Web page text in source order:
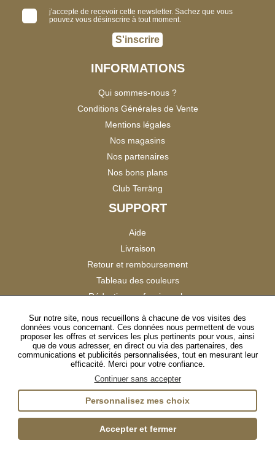
j'accepte de recevoir cette newsletter. Sachez que vous
pouvez vous désinscrire à tout moment.
S'inscrire
INFORMATIONS
Qui sommes-nous ?
Conditions Générales de Vente
Mentions légales
Nos magasins
Nos partenaires
Nos bons plans
Club Terräng
SUPPORT
Aide
Livraison
Retour et remboursement
Tableau des couleurs
Réduction professionnels
Satisfaction Clients
SUIVEZ-NOUS
InstagramTikTokFacebookYouTubeLinkedIn
Sur notre site, nous recueillons à chacune de vos visites des
données vous concernant. Ces données nous permettent de vous
proposer les offres et services les plus pertinents pour vous, ainsi
que de vous adresser, en direct ou via des partenaires, des
communications et publicités personnalisées, tout en mesurant leur
efficacité. Merci pour votre confiance.
Continuer sans accepter
Personnalisez mes choix
Accepter et fermer